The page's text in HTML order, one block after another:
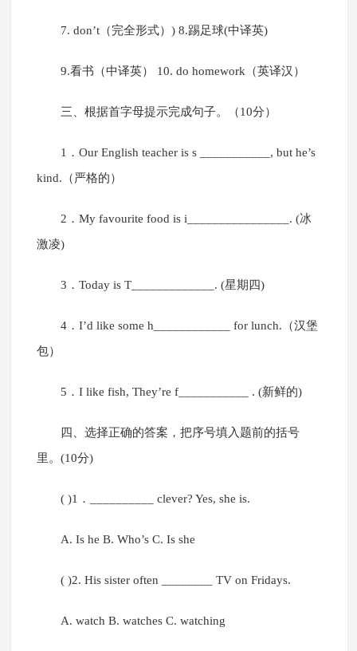
7. don’t（完全形式）) 8.踢足球(中译英)
9.看书（中译英） 10. do homework（英译汉）
三、根据首字母提示完成句子。（10分）
1．Our English teacher is s ___________, but he’s
kind.（严格的）
2．My favourite food is i________________. (冰
激凌)
3．Today is T_____________. (星期四)
4．I’d like some h____________ for lunch.（汉堡
包）
5．I like fish, They’re f___________ . (新鲜的)
四、选择正确的答案，把序号填入题前的括号
里。(10分)
( )1．__________ clever? Yes, she is.
A. Is he B. Who’s C. Is she
( )2. His sister often ________ TV on Fridays.
A. watch B. watches C. watching